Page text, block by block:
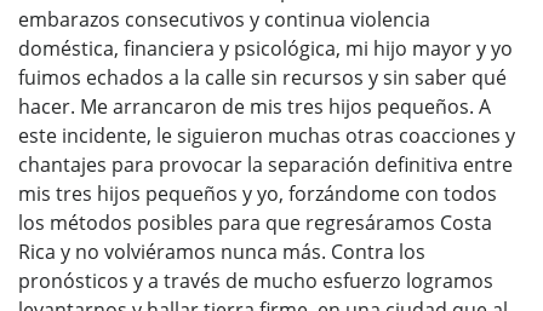
embarazos consecutivos y continua violencia
doméstica, financiera y psicológica, mi hijo mayor y yo
fuimos echados a la calle sin recursos y sin saber qué
hacer. Me arrancaron de mis tres hijos pequeños. A
este incidente, le siguieron muchas otras coacciones y
chantajes para provocar la separación definitiva entre
mis tres hijos pequeños y yo, forzándome con todos
los métodos posibles para que regresáramos Costa
Rica y no volviéramos nunca más. Contra los
pronósticos y a través de mucho esfuerzo logramos